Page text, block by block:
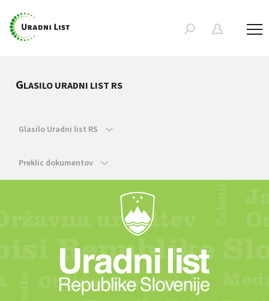
GLASILO URADNI LIST RS
Glasilo Uradni list RS
Preklic dokumentov